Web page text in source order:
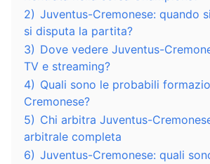
2) Juventus-Cremonese: quando
si disputa la partita?
3) Dove vedere Juventus-
TV e streaming?
4) Quali sono le probabili
Cremonese?
5) Chi arbitra Juventus-
arbitrale completa
6) Juventus-Cremonese: quali